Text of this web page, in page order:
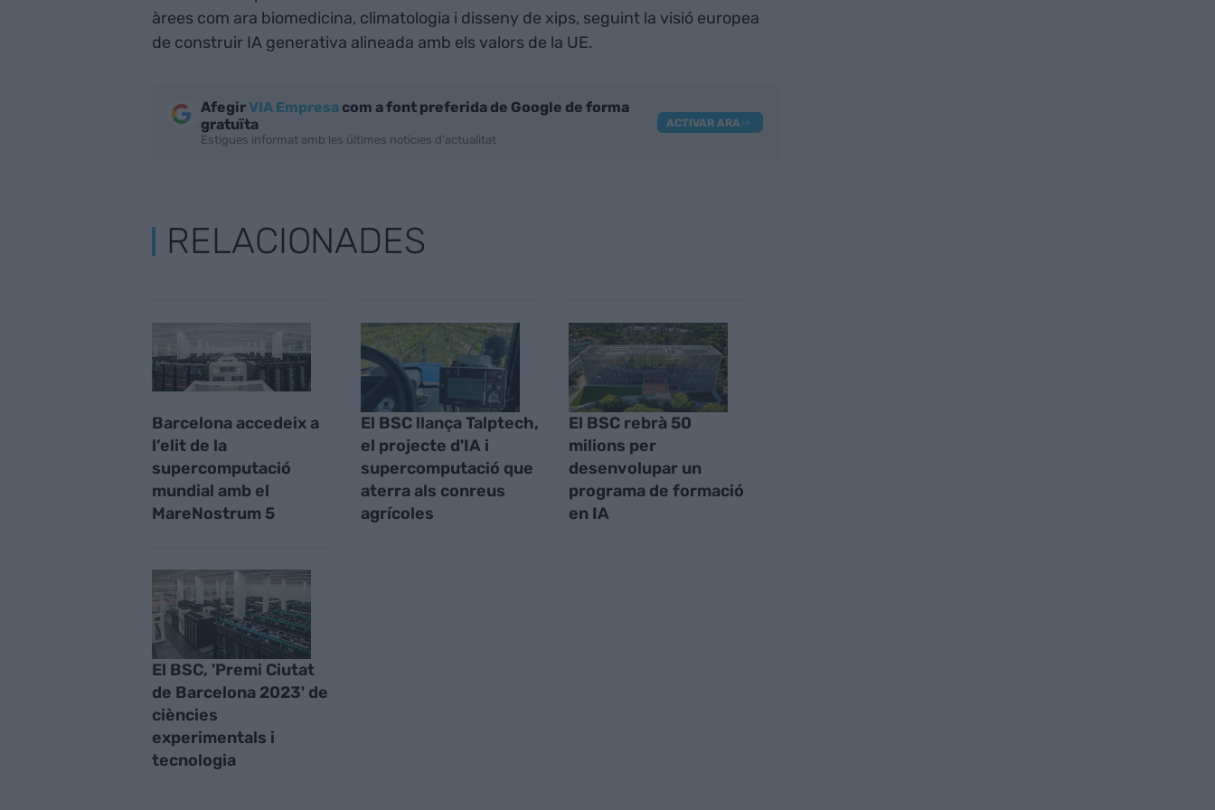
àrees com ara biomedicina, climatologia i disseny de xips, seguint la visió europea
de construir IA generativa alineada amb els valors de la UE.
AfegirVIA Empresacom a font preferida de Google de forma
gratuïta
Estigues informat amb les últimes notícies d'actualitat
ACTIVAR ARA
RELACIONADES
Barcelona accedeix a
l’elit de la
supercomputació
mundial amb el
MareNostrum 5
El BSC llança Talptech,
el projecte d'IA i
supercomputació que
aterra als conreus
agrícoles
El BSC rebrà 50
milions per
desenvolupar un
programa de formació
en IA
El BSC, 'Premi Ciutat
de Barcelona 2023' de
ciències
experimentals i
tecnologia